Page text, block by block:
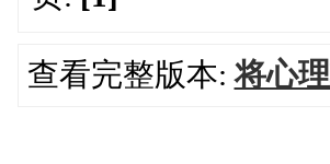
查看完整版本:将心